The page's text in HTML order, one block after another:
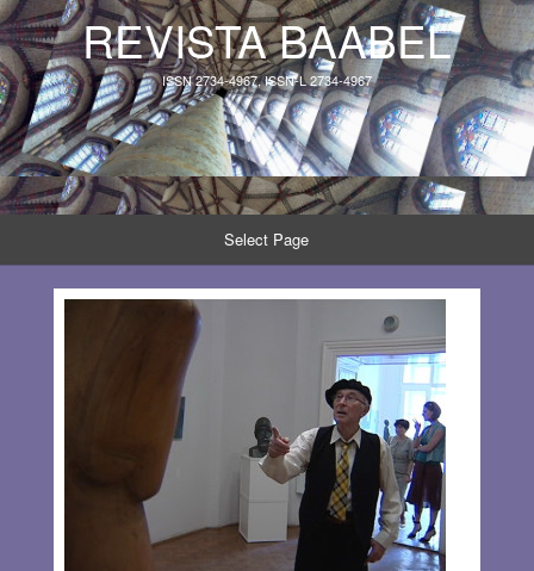
REVISTA BAABEL
ISSN 2734-4967, ISSN-L 2734-4967
Select Page